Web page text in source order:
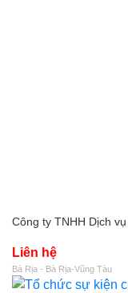
Công ty TNHH Dịch
Liên hệ
Bà Rịa - Bà Rịa-Vũng Tàu